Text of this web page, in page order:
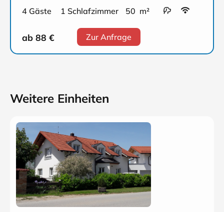
4 Gäste 1 Schlafzimmer 50 m²
ab 88 € Zur Anfrage
Weitere Einheiten